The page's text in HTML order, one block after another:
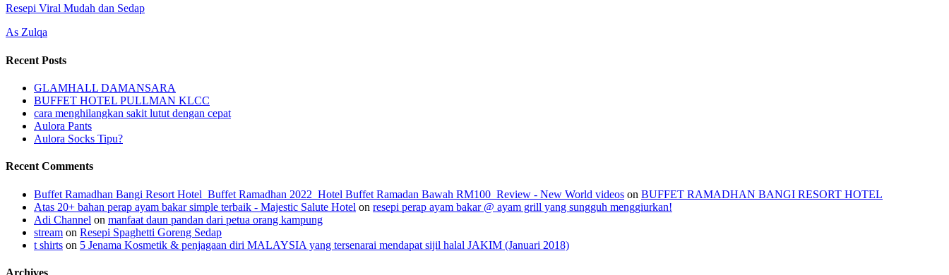
Resepi Viral Mudah dan Sedap
As Zulqa
Recent Posts
GLAMHALL DAMANSARA
BUFFET HOTEL PULLMAN KLCC
cara menghilangkan sakit lutut dengan cepat
Aulora Pants
Aulora Socks Tipu?
Recent Comments
Buffet Ramadhan Bangi Resort Hotel_Buffet Ramadhan 2022_Hotel Buffet Ramadan Bawah RM100_Review - New World videos on BUFFET RAMADHAN BANGI RESORT HOTEL
Atas 20+ bahan perap ayam bakar simple terbaik - Majestic Salute Hotel on resepi perap ayam bakar @ ayam grill yang sungguh menggiurkan!
Adi Channel on manfaat daun pandan dari petua orang kampung
stream on Resepi Spaghetti Goreng Sedap
t shirts on 5 Jenama Kosmetik & penjagaan diri MALAYSIA yang tersenarai mendapat sijil halal JAKIM (Januari 2018)
Archives